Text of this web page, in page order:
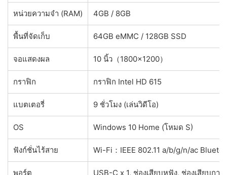
หน่วยความจำ (RAM) 4GB / 8GB
พื้นที่จัดเก็บ 64GB eMMC / 128GB SSD
จอแสดงผล 10 นิ้ว（1800×1200）
กราฟิก กราฟิก Intel HD 615
แบตเตอรี่ 9 ชั่วโมง (เล่นวิดีโอ)
OS Windows 10 Home (โหมด S)
ฟังก์ชั่นไร้สาย Wi-Fi：IEEE 802.11 a/b/g/n/ac
พอร์ต USB-C x 1, ช่องเสียบหูฟัง, ช่องเสียบกา